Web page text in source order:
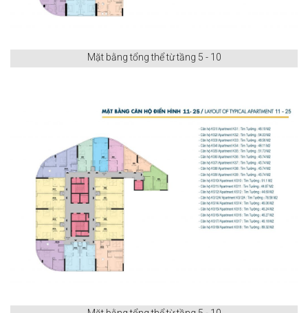
Mặt bằng tổng thể từ tầng 5 - 10